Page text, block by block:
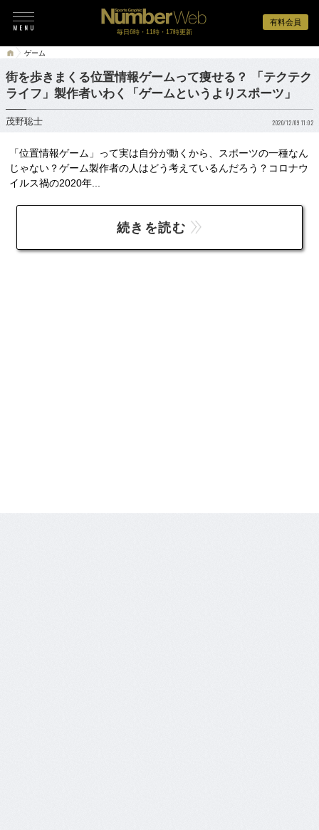
有料会員
毎日6時・11時・17時更新
ゲーム
街を歩きまくる位置情報ゲームって痩せる？ 「テクテク
ライフ」製作者いわく「ゲームというよりスポーツ」
茂野聡士 2020/12/09 11:02
「位置情報ゲーム」って実は自分が動くから、スポーツの一種なん
じゃない？ゲーム製作者の人はどう考えているんだろう？コロナウ
イルス禍の2020年...
続きを読む